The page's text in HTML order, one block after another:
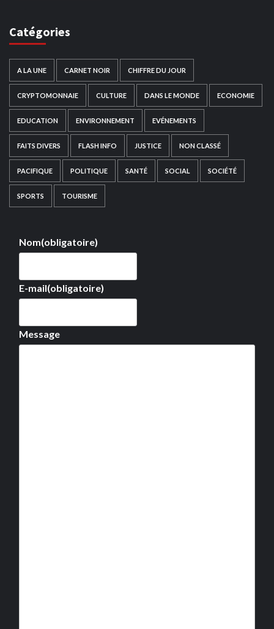
Catégories
A LA UNE CARNET NOIR CHIFFRE DU JOUR
CRYPTOMONNAIE CULTURE DANS LE MONDE ECONOMIE
EDUCATION ENVIRONNEMENT EVÉNEMENTS
FAITS DIVERS FLASH INFO JUSTICE NON CLASSÉ
PACIFIQUE POLITIQUE SANTÉ SOCIAL SOCIÉTÉ
SPORTS TOURISME
Nom(obligatoire)
E-mail(obligatoire)
Message